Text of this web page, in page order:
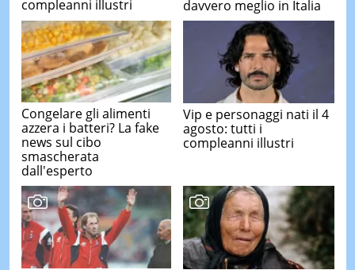
compleanni illustri
davvero meglio in Italia
Congelare gli alimenti
azzera i batteri? La fake
news sul cibo
smascherata
dall'esperto
Vip e personaggi nati il 4
agosto: tutti i
compleanni illustri